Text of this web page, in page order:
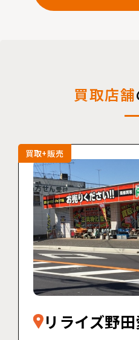
買取店舗
買取+販売
リライズ野